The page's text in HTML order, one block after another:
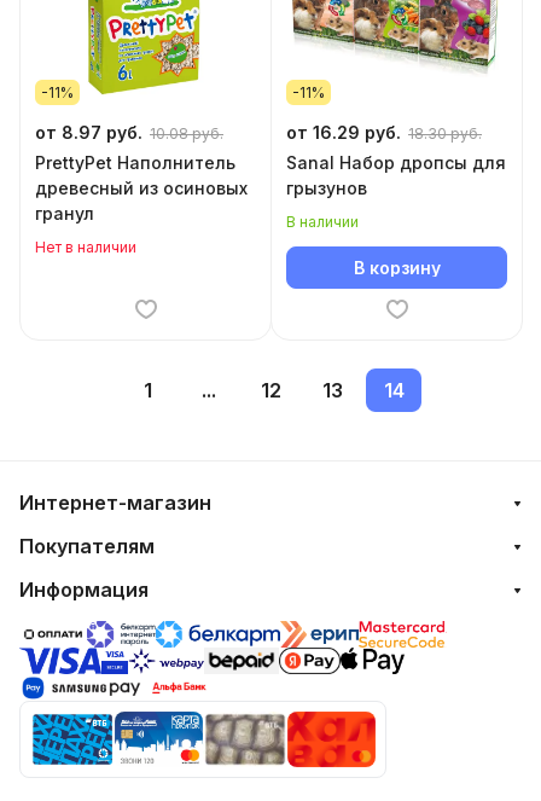
-11%
от 8.97 руб. 10.08 руб.
PrettyPet Наполнитель
древесный из осиновых
гранул
Нет в наличии
-11%
от 16.29 руб. 18.30 руб.
Sanal Набор дропсы для
грызунов
В наличии
В корзину
1 ... 12 13 14
Интернет-магазин
Покупателям
Информация